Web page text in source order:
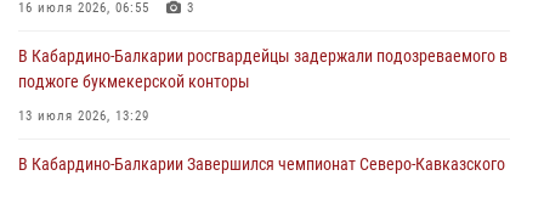
16 июля 2026, 06:55 3
В Кабардино-Балкарии росгвардейцы задержали подозреваемого в
поджоге букмекерской конторы
13 июля 2026, 13:29
В Кабардино-Балкарии Завершился чемпионат Северо-Кавказского